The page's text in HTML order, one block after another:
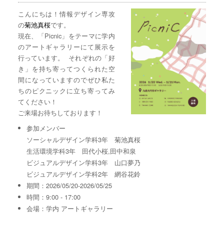
こんにちは！情報デザイン専攻
の菊池真桜です。
現在、「Picnic」をテーマに学内
のアートギャラリーにて展示を
行っています。 それぞれの「好
き」を持ち寄ってつくられた空
間になっていますのでぜひ私た
ちのピクニックに立ち寄ってみ
てください！
ご来場お待ちしております！
参加メンバー
ソーシャルデザイン学科3年 菊池真桜
生活環境学科3年 田代小桜,田中和泉
ビジュアルデザイン学科3年 山口夢乃
ビジュアルデザイン学科2年 網谷花鈴
期間：2026/05/20-2026/05/25
時間：9:00 - 17:00
会場：学内 アートギャラリー